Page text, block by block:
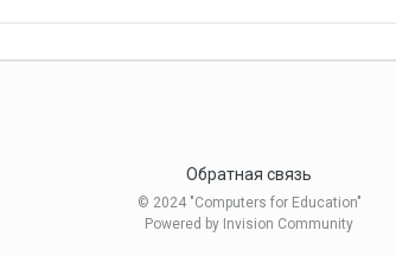
Обратная связь
© 2024 "Computers for Education"
Powered by Invision Community